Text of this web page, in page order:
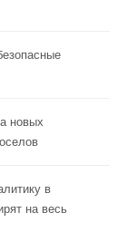
новых
в
на весь